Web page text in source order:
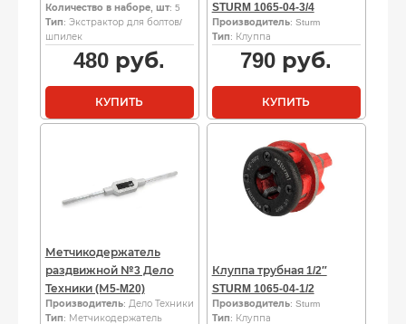
Количество в наборе, шт: 5
Тип: Экстрактор для болтов/
шпилек
480 руб.
КУПИТЬ
STURM 1065-04-3/4
Производитель: Sturm
Тип: Клуппа
790 руб.
КУПИТЬ
Метчикодержатель
раздвижной №3 Дело
Техники (М5-M20)
Производитель: Дело Техники
Тип: Метчикодержатель
Клуппа трубная 1/2″
STURM 1065-04-1/2
Производитель: Sturm
Тип: Клуппа